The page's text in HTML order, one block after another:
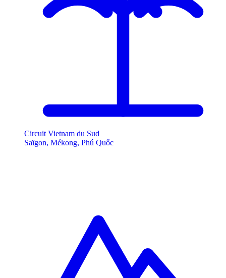
Circuit Vietnam du Sud
Saïgon, Mékong, Phú Quốc